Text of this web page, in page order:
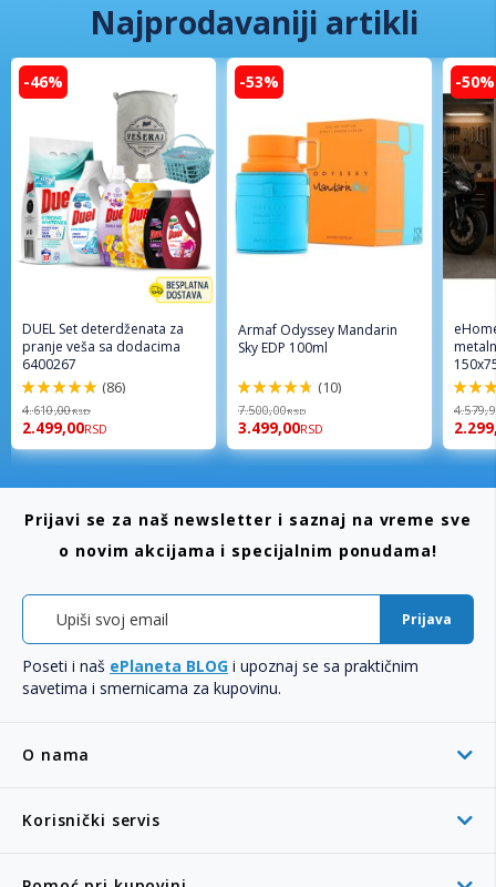
Najprodavaniji artikli
-46%
DUEL Set deterdženata za
pranje veša sa dodacima
6400267
98%
(86)
4.610,00RSD
2.499,00RSD
-53%
Armaf Odyssey Mandarin
Sky EDP 100ml
94%
(10)
7.500,00RSD
3.499,00RSD
-50%
96%
O nama
Korisnički servis
Prijavi se za naš newsletter i saznaj na vreme sve
o novim akcijama i specijalnim ponudama!
Prijava
Poseti i naš ePlaneta BLOG i upoznaj se sa praktičnim
savetima i smernicama za kupovinu.